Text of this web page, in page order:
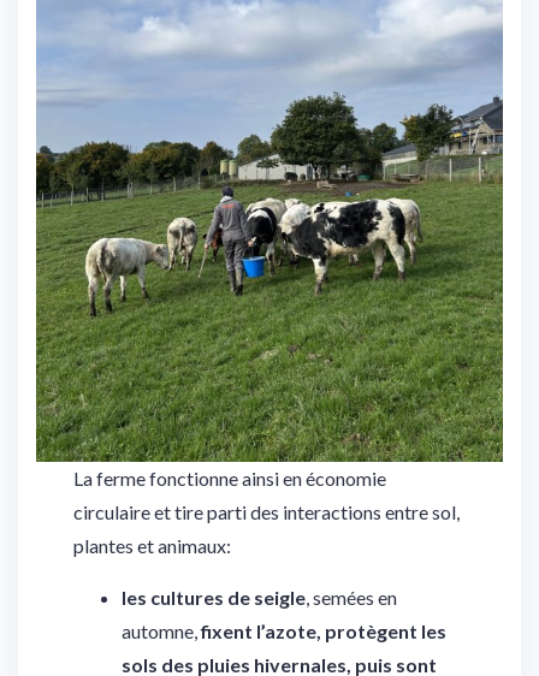
La ferme fonctionne ainsi en économie
circulaire et tire parti des interactions entre sol,
plantes et animaux:
les cultures de seigle, semées en
automne,fixent l’azote, protègent les
sols des pluies hivernales, puis sont